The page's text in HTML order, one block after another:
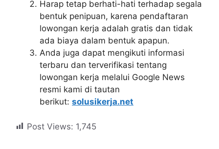
Harap tetap berhati-hati terhadap segala
bentuk penipuan, karena pendaftaran
lowongan kerja adalah gratis dan tidak
ada biaya dalam bentuk apapun.
Anda juga dapat mengikuti informasi
terbaru dan terverifikasi tentang
lowongan kerja melalui Google News
resmi kami di tautan
berikut: solusikerja.net
Post Views: 1,745